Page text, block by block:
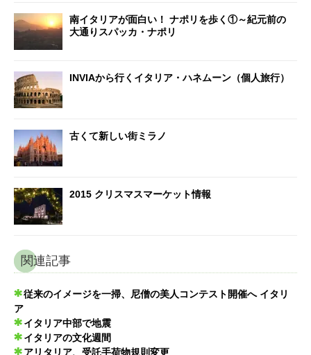
南イタリアが面白い！ ナポリを歩く①～紀元前の
大通りスパッカ・ナポリ
INVIAから行くイタリア・ハネムーン（個人旅行）
古くて新しい街ミラノ
2015 クリスマスマーケット情報
関連記事
従来のイメージを一掃、尼僧の美人コンテスト開催へ イタリ
ア
イタリア中部で地震
イタリアの文化週間
アリタリア、受託手荷物規則変更